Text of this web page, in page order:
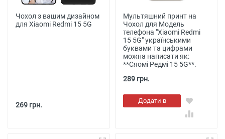
Чохол з вашим дизайном
для Xiaomi Redmi 15 5G
269 грн.
Мультяшний принт на
Чохол для Модель
телефона "Xiaomi Redmi
15 5G" українськими
буквами та цифрами
можна написати як:
**Сяомі Редмі 15 5G**.
289 грн.
Додати в
кошик